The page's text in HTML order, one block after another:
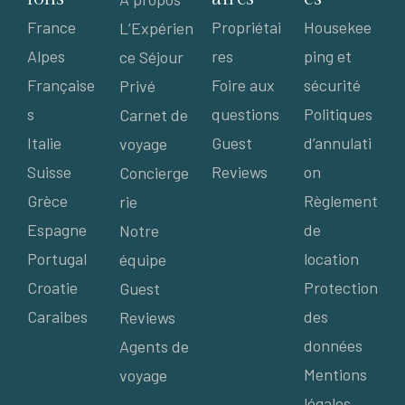
France
Alpes
Française
s
Italie
Suisse
Grèce
Espagne
Portugal
Croatie
Caraibes
L’Expérien
ce Séjour
Privé
Carnet de
voyage
Concierge
rie
Notre
équipe
Guest
Reviews
Agents de
voyage
Propriétai
res
Foire aux
questions
Guest
Reviews
Housekee
ping et
sécurité
Politiques
d’annulati
on
Règlement
de
location
Protection
des
données
Mentions